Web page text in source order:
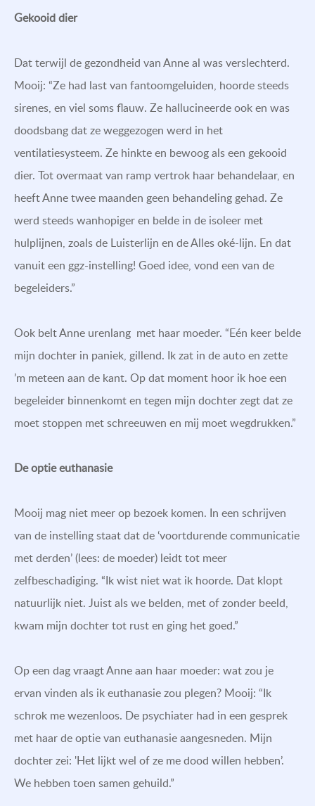
Gekooid dier
Dat terwijl de gezondheid van Anne al was verslechterd.
Mooij: “Ze had last van fantoomgeluiden, hoorde steeds
sirenes, en viel soms flauw. Ze hallucineerde ook en was
doodsbang dat ze weggezogen werd in het
ventilatiesysteem. Ze hinkte en bewoog als een gekooid
dier. Tot overmaat van ramp vertrok haar behandelaar, en
heeft Anne twee maanden geen behandeling gehad. Ze
werd steeds wanhopiger en belde in de isoleer met
hulplijnen, zoals de Luisterlijn en de Alles oké-lijn. En dat
vanuit een ggz-instelling! Goed idee, vond een van de
begeleiders.”
Ook belt Anne urenlang met haar moeder. “Eén keer belde
mijn dochter in paniek, gillend. Ik zat in de auto en zette
’m meteen aan de kant. Op dat moment hoor ik hoe een
begeleider binnenkomt en tegen mijn dochter zegt dat ze
moet stoppen met schreeuwen en mij moet wegdrukken.”
De optie euthanasie
Mooij mag niet meer op bezoek komen. In een schrijven
van de instelling staat dat de ‘voortdurende communicatie
met derden’ (lees: de moeder) leidt tot meer
zelfbeschadiging. “Ik wist niet wat ik hoorde. Dat klopt
natuurlijk niet. Juist als we belden, met of zonder beeld,
kwam mijn dochter tot rust en ging het goed.”
Op een dag vraagt Anne aan haar moeder: wat zou je
ervan vinden als ik euthanasie zou plegen? Mooij: “Ik
schrok me wezenloos. De psychiater had in een gesprek
met haar de optie van euthanasie aangesneden. Mijn
dochter zei: 'Het lijkt wel of ze me dood willen hebben’.
We hebben toen samen gehuild.”